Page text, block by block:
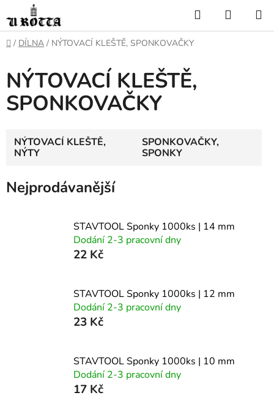
na
obsah
Hledat
KOŠÍK
DOMŮ
/ DÍLNA / NÝTOVACÍ KLEŠTĚ, SPONKOVAČKY
NÝTOVACÍ KLEŠTĚ,
SPONKOVAČKY
NÝTOVACÍ KLEŠTĚ,
NÝTY
SPONKOVAČKY,
SPONKY
Nejprodávanější
STAVTOOL Sponky 1000ks | 14 mm
Dodání 2-3 pracovní dny
22 Kč
STAVTOOL Sponky 1000ks | 12 mm
Dodání 2-3 pracovní dny
23 Kč
STAVTOOL Sponky 1000ks | 10 mm
Dodání 2-3 pracovní dny
17 Kč